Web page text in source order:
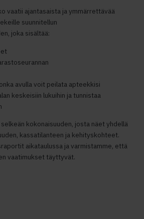
vaatii ajantasaista ja ymmärrettävää
suunnitellun
joka sisältää:
avulla voit peilata apteekkisi
keskeisiin lukuihin ja tunnistaa
kokonaisuuden, josta näet yhdellä
kassatilanteen ja kehityskohteet.
aikataulussa ja varmistamme, että
vaatimukset täyttyvät.